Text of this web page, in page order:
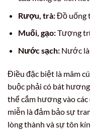
Rượu, trà:Đồ uống
Muối, gạo:Tượng
Nước sạch:Nước là
Điều đặc biệt là mâm
buộc phải có bát
thể cắm hương vào các
miễn là đảm bảo sự
lòng thành và sự tôn